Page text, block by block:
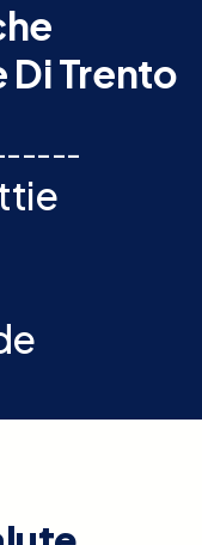
Di Trento
-----